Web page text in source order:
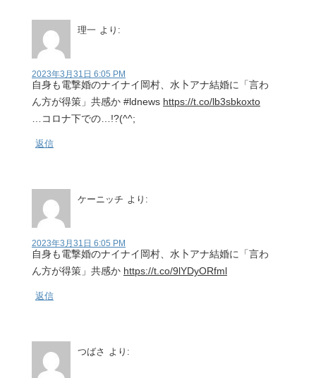
理一 より:
2023年3月31日 6:05 PM
自身も電撃婚のナイナイ岡村、水卜アナ結婚に「言わ
ん方が得策」共感か #ldnews https://t.co/lb3sbkoxto
…コロナ下での…!?(^^;
返信
ケーニッチ より:
2023年3月31日 6:05 PM
自身も電撃婚のナイナイ岡村、水卜アナ結婚に「言わ
ん方が得策」共感か https://t.co/9lYDyORfml
返信
つばさ より: